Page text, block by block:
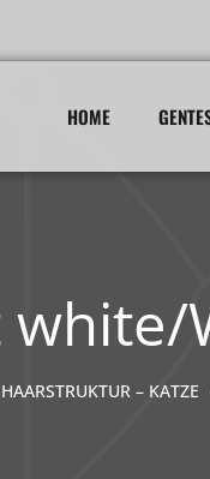
HOME
– KATZE